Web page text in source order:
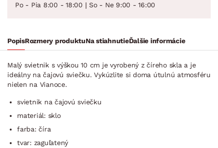
Po - Pia 8:00 - 18:00 | So - Ne 9:00 - 16:00
PopisRozmery produktuNa stiahnutieĎalšie informácie
Malý svietnik s výškou 10 cm je vyrobený z číreho skla a je
ideálny na čajovú sviečku. Vykúzlite si doma útulnú atmosféru
nielen na Vianoce.
svietnik na čajovú sviečku
materiál: sklo
farba: číra
tvar: zaguľatený